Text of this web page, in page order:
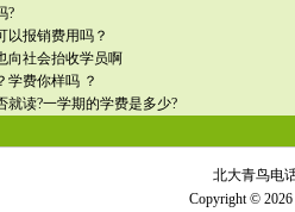
?
以报销费用吗？
向社会抬收学员啊
学费你样吗 ？
就读?一学期的学费是多少?
北大青鸟电
Copyright © 2026